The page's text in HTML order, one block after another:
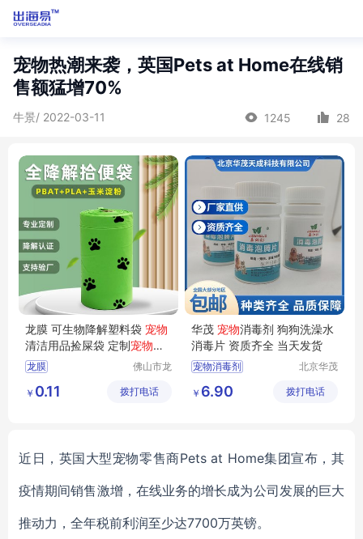
宠物热潮来袭，英国Pets at Home在线销
售额猛增70%
牛景/ 2022-03-11 1245 28
龙膜 可生物降解塑料袋 宠物
清洁用品捡屎袋 定制宠物垃
圾袋
龙膜
宠物清洁用品捡屎袋
佛山市龙
科技有限
￥ 0.11 拨打电话
华茂 宠物消毒剂 狗狗洗澡水
消毒片 资质齐全 当天发货
宠物消毒剂
北京华茂
发展有限
￥ 6.90 拨打电话
近日，英国大型宠物零售商Pets at Home集团宣布 ，其
疫情期间销售激增， 在线业务的增长成为公司发展的巨大
推动力，全年税前利润至少达7700万英镑。